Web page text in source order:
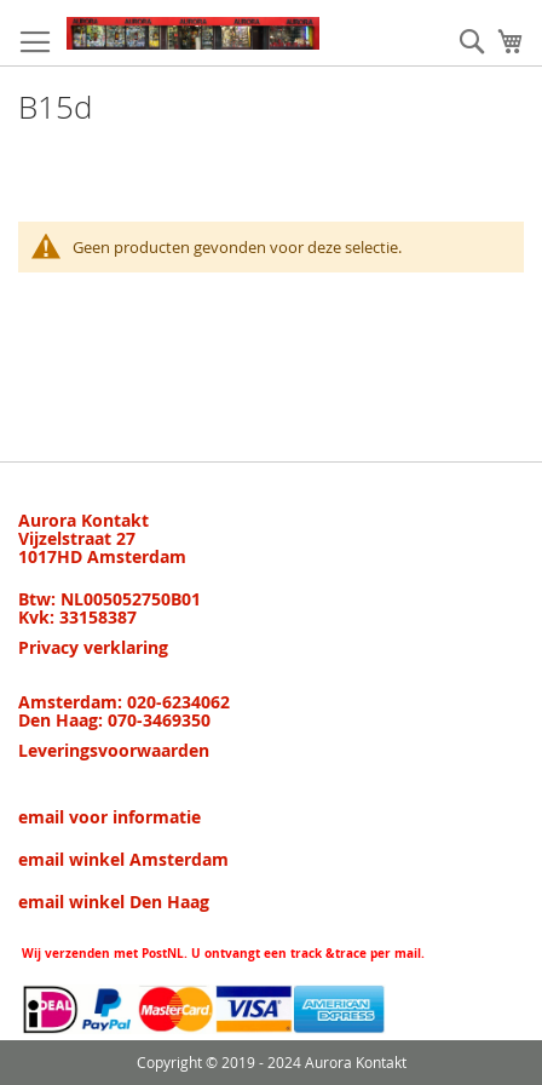
naar
de
Zoek
B15d
Geen producten gevonden voor deze selectie.
Aurora Kontakt
Vijzelstraat 27
1017HD Amsterdam
Btw: NL005052750B01
Kvk: 33158387
Privacy verklaring
Amsterdam: 020-6234062
Den Haag: 070-3469350
Leveringsvoorwaarden
email voor informatie
email winkel Amsterdam
email winkel Den Haag
Wij verzenden met PostNL. U ontvangt een track &trace per mail.
Copyright © 2019 - 2024 Aurora Kontakt